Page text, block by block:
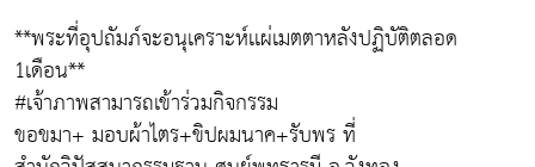
**พระที่อุปถัมภ์จะอนุเคราะห์เเผ่เมตตาหลังปฏิบัติตลอด
1เดือน**
#เจ้าภาพสามารถเข้าร่วมกิจกรรม
ขอขมา+ มอบผ้าไตร+ขิปผมนาค+รับพร ที่